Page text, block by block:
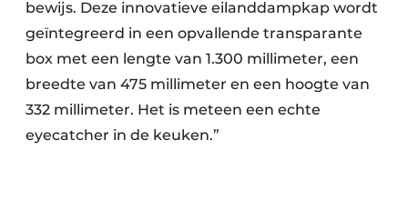
bewijs. Deze innovatieve eilanddampkap wordt
geïntegreerd in een opvallende transparante
box met een lengte van 1.300 millimeter, een
breedte van 475 millimeter en een hoogte van
332 millimeter. Het is meteen een echte
eyecatcher in de keuken.”